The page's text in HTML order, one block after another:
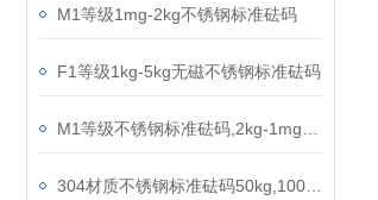
M1等级1mg-2kg不锈钢标准砝码
F1等级1kg-5kg无磁不锈钢标准砝码